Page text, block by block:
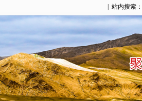
| 站内搜索：